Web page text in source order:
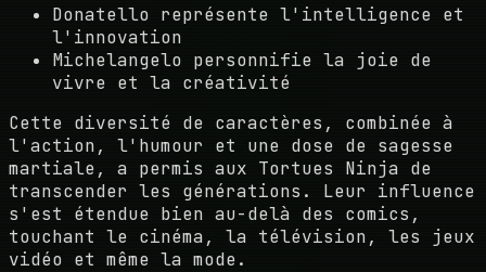
Donatello représente l'intelligence et
l'innovation
Michelangelo personnifie la joie de
vivre et la créativité
Cette diversité de caractères, combinée à
l'action, l'humour et une dose de sagesse
martiale, a permis aux Tortues Ninja de
transcender les générations. Leur influence
s'est étendue bien au-delà des comics,
touchant le cinéma, la télévision, les jeux
vidéo et même la mode.